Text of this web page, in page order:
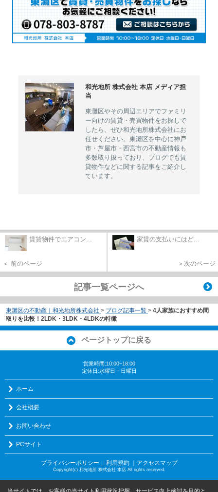
和光地所 株式会社 本店 メディア担
当
東灘区やその周辺エリアでファミリ
ー向けの賃貸・売買物件をお探しで
したら、ぜひ和光地所株式会社にお
任せください。東灘区を中心に神戸
市・芦屋市・西宮市の不動産情報も
多数取り扱っており、ブログでも賃
貸物件などに関する記事をご紹介し
ています。
賃貸物件でエアコン...
＜ 前のページ
家賃の支払いにはど...
＞次のページ
記事一覧ページへ
東灘区の不動産｜和光地所株式会社 > ブログ記事一覧 > 4人家族におすすめ間
取りを比較！2LDK・3LDK・4LDKの特徴
ページトップに戻る
営業時間:10:00~18:00
定休日:水曜日・日曜日
ホーム
会社概要
お問い合わせ
PCサイト
プライバシーポリシー 利用規約 ｜アクセスマップ
Copyright(c) 和光地所 株式会社 本店 All rights reserved.